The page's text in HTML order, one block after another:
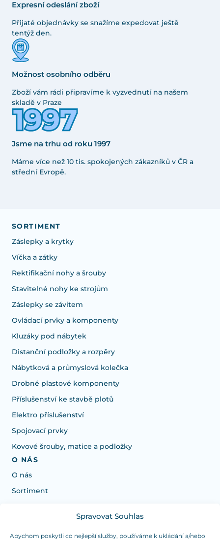
Spravovat Souhlas
Abychom poskytli co nejlepší služby, používáme k ukládání a/nebo
Expresní odeslání zboží
Přijaté objednávky se snažíme expedovat ještě
tentýž den.
Možnost osobního odběru
Zboží vám rádi připravíme k vyzvednutí na našem
skladě v Praze
Jsme na trhu od roku 1997
Máme více než 10 tis. spokojených zákazníků v ČR a
střední Evropě.
SORTIMENT
Záslepky a krytky
Víčka a zátky
Rektifikační nohy a šrouby
Stavitelné nohy ke strojům
Záslepky se závitem
Ovládací prvky a komponenty
Kluzáky pod nábytek
Distanční podložky a rozpěry
Nábytková a průmyslová kolečka
Drobné plastové komponenty
Příslušenství ke stavbě plotů
Elektro příslušenství
Spojovací prvky
Kovové šrouby, matice a podložky
O NÁS
O nás
Sortiment
Potřebujete poradit s výběrem?
Jsme tu pro vás Pondělí-Čtvrtek od: 7:30 - 15:30 hodin